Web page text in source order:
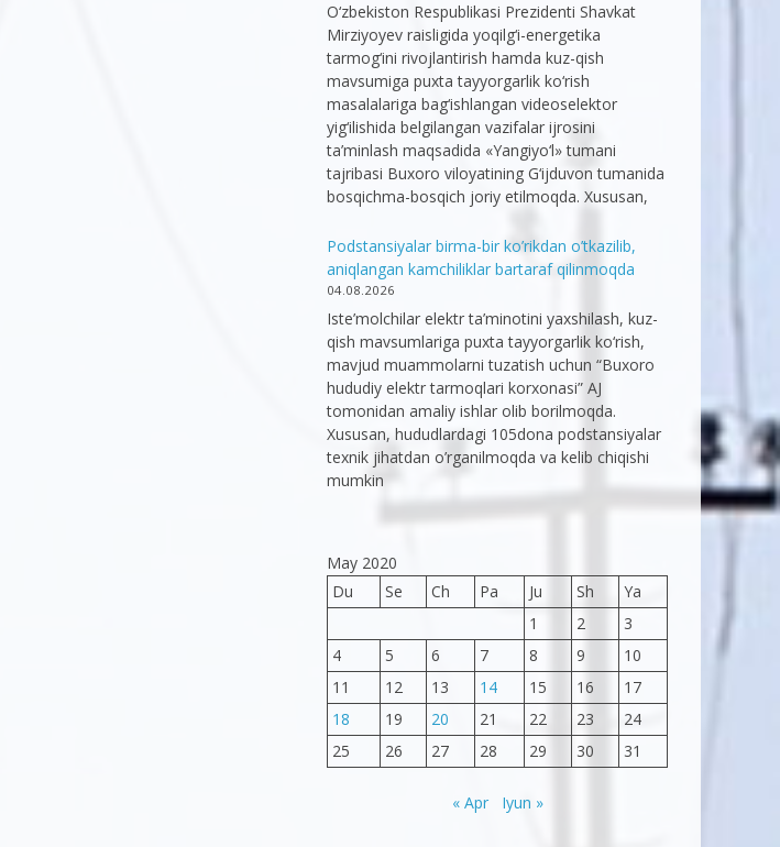
O‘zbekiston Respublikasi Prezidenti Shavkat
Mirziyoyev raisligida yoqilg‘i-energetika
tarmog‘ini rivojlantirish hamda kuz-qish
mavsumiga puxta tayyorgarlik ko‘rish
masalalariga bag‘ishlangan videoselektor
yig‘ilishida belgilangan vazifalar ijrosini
ta’minlash maqsadida «Yangiyo‘l» tumani
tajribasi Buxoro viloyatining G‘ijduvon tumanida
bosqichma-bosqich joriy etilmoqda. Xususan,
Podstansiyalar birma-bir ko’rikdan o’tkazilib,
aniqlangan kamchiliklar bartaraf qilinmoqda
04.08.2026
Iste’molchilar elektr ta’minotini yaxshilash, kuz-
qish mavsumlariga puxta tayyorgarlik ko‘rish,
mavjud muammolarni tuzatish uchun “Buxoro
hududiy elektr tarmoqlari korxonasi” AJ
tomonidan amaliy ishlar olib borilmoqda.
Xususan, hududlardagi 105dona podstansiyalar
texnik jihatdan o’rganilmoqda va kelib chiqishi
mumkin
May 2020
Du
Se Ch Pa Ju Sh
Ya
1
2
3
4
5 6 7 8 9
10
11
12 13 14 15 16
17
18
19 20 21 22 23
24
25
26 27 28 29 30 31
« Apr Iyun »